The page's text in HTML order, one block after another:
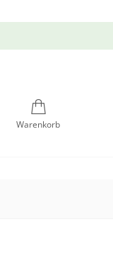
Warenkorb